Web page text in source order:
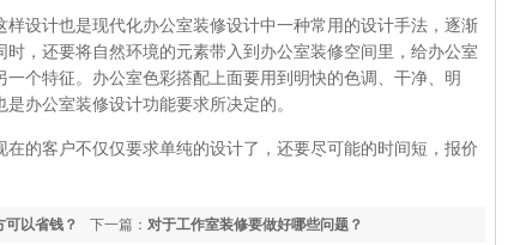
设计也是现代化办公室装修设计中一种常用的设计手法，逐渐
，还要将自然环境的元素带入到办公室装修空间里，给办公室
个特征。办公室色彩搭配上面要用到明快的色调、干净、明
办公室装修设计功能要求所决定的。
的客户不仅仅要求单纯的设计了，还要尽可能的时间短，报价
下一篇： 对于工作室装修要做好哪些问题？
可以省钱？